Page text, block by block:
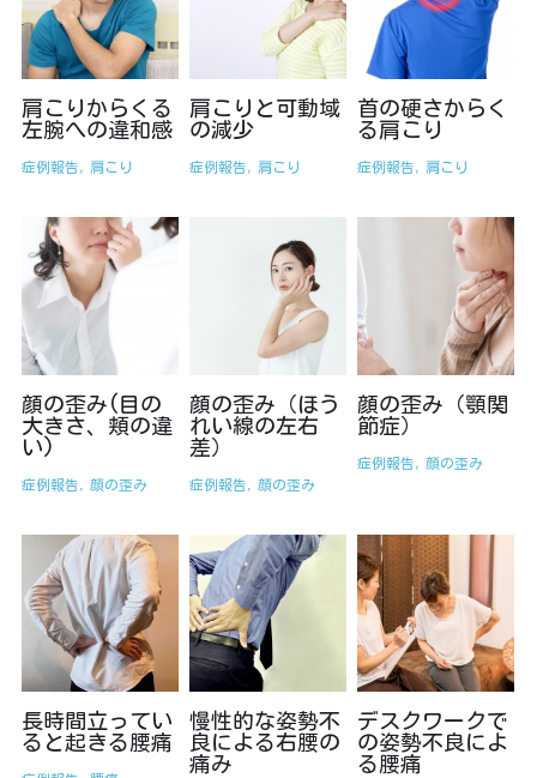
肩こりからくる
左腕への違和感
症例報告, 肩こり
肩こりと可動域
の減少
症例報告, 肩こり
首の硬さからく
る肩こり
症例報告, 肩こり
顔の歪み(目の
大きさ、頬の違
い)
症例報告, 顔の歪み
顔の歪み（ほう
れい線の左右
差）
症例報告, 顔の歪み
顔の歪み（顎関
節症）
症例報告, 顔の歪み
長時間立ってい
ると起きる腰痛
慢性的な姿勢不
良による右腰の
痛み
デスクワークで
の姿勢不良によ
る腰痛